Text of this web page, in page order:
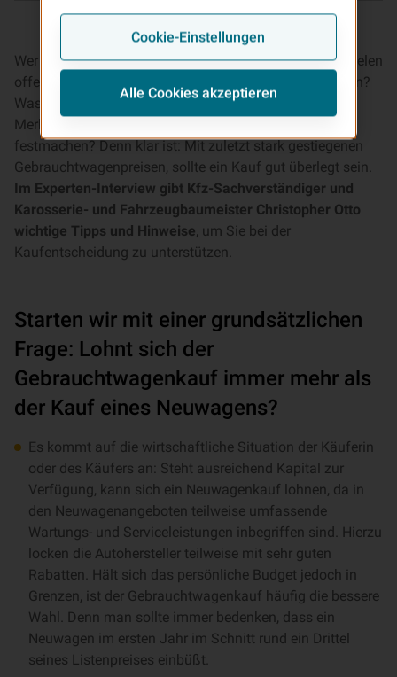
Wer einen Gebrauchtwagen kaufen möchte, steht vor vielen
offenen Fragen: Wo sollte das Fahrzeug gekauft werden?
Was sollte man grundsätzlich beachten? An welchen
Merkmalen lässt sich der Wert des Gebrauchtwagens
festmachen? Denn klar ist: Mit zuletzt stark gestiegenen
Gebrauchtwagenpreisen, sollte ein Kauf gut überlegt sein.
Im Experten-Interview gibt Kfz-Sachverständiger und
Karosserie- und Fahrzeugbaumeister Christopher Otto
wichtige Tipps und Hinweise, um Sie bei der
Kaufentscheidung zu unterstützen.
Starten wir mit einer grundsätzlichen
Frage: Lohnt sich der
Gebrauchtwagenkauf immer mehr als
der Kauf eines Neuwagens?
Es kommt auf die wirtschaftliche Situation der Käuferin
oder des Käufers an: Steht ausreichend Kapital zur
Verfügung, kann sich ein Neuwagenkauf lohnen, da in
den Neuwagenangeboten teilweise umfassende
Wartungs- und Serviceleistungen inbegriffen sind. Hierzu
locken die Autohersteller teilweise mit sehr guten
Rabatten. Hält sich das persönliche Budget jedoch in
Grenzen, ist der Gebrauchtwagenkauf häufig die bessere
Wahl. Denn man sollte immer bedenken, dass ein
Neuwagen im ersten Jahr im Schnitt rund ein Drittel
seines Listenpreises einbüßt.
Cookie-Einstellungen
Alle Cookies akzeptieren